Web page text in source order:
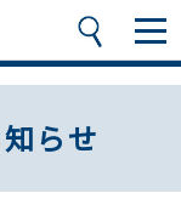
らせ